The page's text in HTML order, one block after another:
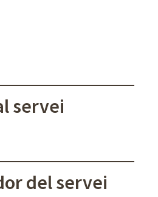
servei
del servei